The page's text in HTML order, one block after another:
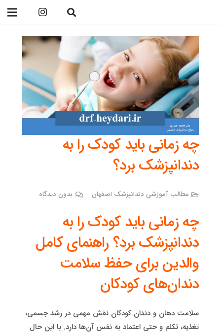
چه زمانی باید کودک را به
دندانپزشک برد؟
مطالب آموزشی دندانپزشک اصفهان بدون دیدگاه
چه زمانی باید کودک را به
دندانپزشک برد؟ راهنمای کامل
والدین برای حفظ سلامت
دندان‌های کودکان
سلامت دهان و دندان کودکان نقش مهمی در رشد جسمی،
تغذیه، تکلم و حتی اعتماد به نفس آن‌ها دارد. با این حال